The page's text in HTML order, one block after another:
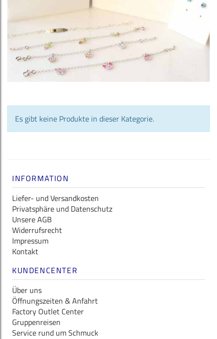
Es gibt keine Produkte in dieser Kategorie.
INFORMATION
Liefer- und Versandkosten
Privatsphäre und Datenschutz
Unsere AGB
Widerrufsrecht
Impressum
Kontakt
KUNDENCENTER
Über uns
Öffnungszeiten & Anfahrt
Factory Outlet Center
Gruppenreisen
Service rund um Schmuck